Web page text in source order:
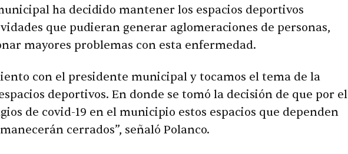
ha decidido mantener los espacios deportivos
que pudieran generar aglomeraciones de personas,
mayores problemas con esta enfermedad.
con el presidente municipal y tocamos el tema de la
deportivos. En donde se tomó la decisión de que por el
de covid-19 en el municipio estos espacios que dependen
cerrados”, señaló Polanco.